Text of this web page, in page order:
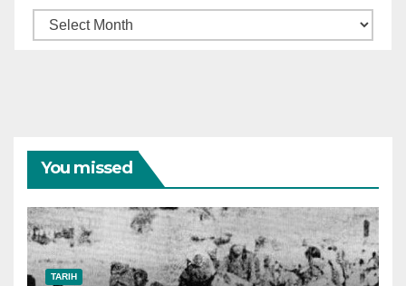
Arşiv
You missed
TARIH